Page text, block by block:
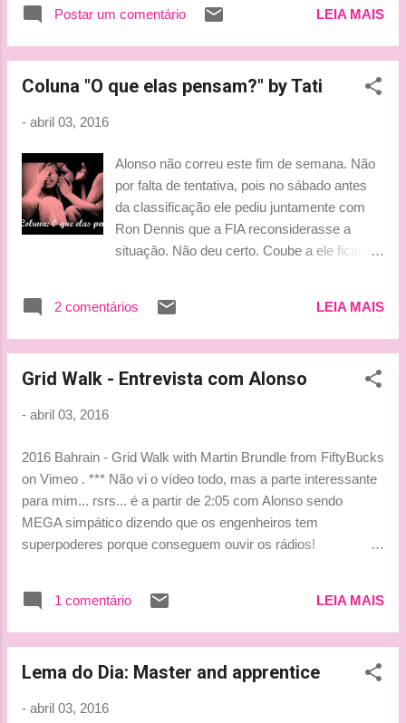
Postar um comentário LEIA MAIS
Coluna "O que elas pensam?" by Tati
- abril 03, 2016
Alonso não correu este fim de semana. Não
por falta de tentativa, pois no sábado antes
da classificação ele pediu juntamente com
Ron Dennis que a FIA reconsiderasse a
situação. Não deu certo. Coube a ele ficar do
Aliás, se ano passado Fernando não pôde
apresentar grandes resultados por conta do
ótimos e divertidos momentos, como
semana quando Alonso interrompeu a
transmissão AO VIVO para falar com Johnny
Herbert, que anteriormente havia dito que o
espanhol já estava no momento de se
aposentar. Alonso não curtir nada, nada e
oportunidade foi logo direto ao ponto
para um ex-qualquer coisa virar
2 comentários LEIA MAIS
Grid Walk - Entrevista com Alonso
- abril 03, 2016
2016 Bahrain - Grid Walk with Martin Brundle from FiftyBucks
on Vimeo . *** Não vi o vídeo todo, mas a parte interessante
para mim... rsrs... é a partir de 2:05 com Alonso sendo
MEGA simpático dizendo que os engenheiros tem
superpoderes porque conseguem ouvir os rádios!
1 comentário LEIA MAIS
Lema do Dia: Master and apprentice
- abril 03, 2016